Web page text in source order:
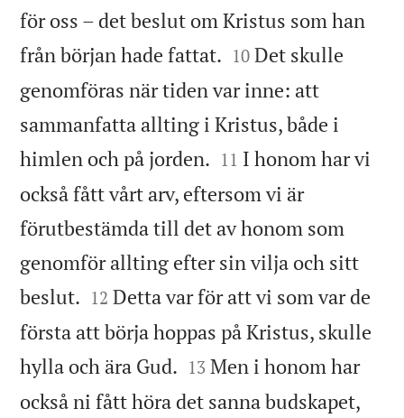
för oss – det beslut om Kristus som han
från början hade fattat. 

10 Det skulle
genomföras när tiden var inne: att
sammanfatta allting i Kristus, både i
himlen och på jorden. 

11 I honom har vi
också fått vårt arv, eftersom vi är
förutbestämda till det av honom som
genomför allting efter sin vilja och sitt
beslut. 

12 Detta var för att vi som var de
första att börja hoppas på Kristus, skulle
hylla och ära Gud. 

13 Men i honom har
också ni fått höra det sanna budskapet,